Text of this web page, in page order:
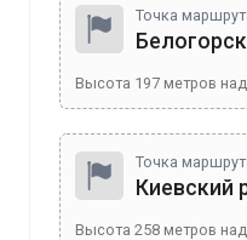
Точка
Белогорск
Высота 197 метров
Точка
Киевский
Высота 258 метров